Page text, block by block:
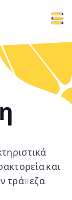
και
τράπεζα.